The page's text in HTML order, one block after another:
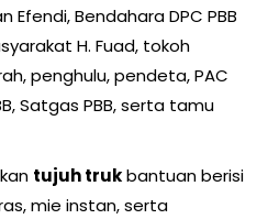
Efendi, Bendahara DPC PBB
H. Fuad, tokoh
penghulu, pendeta, PAC
Satgas PBB, serta tamu
tujuh trukbantuan berisi
mie instan, serta